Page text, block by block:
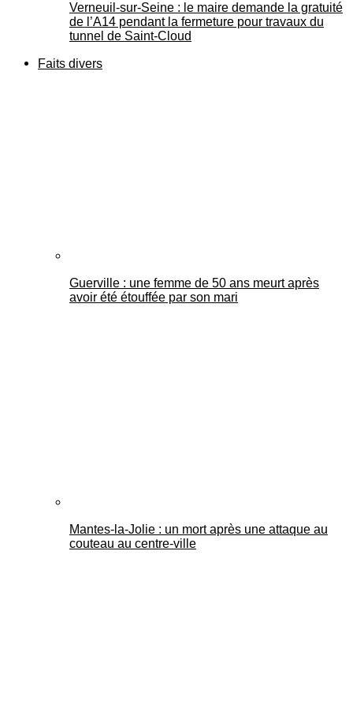
Verneuil-sur-Seine : le maire demande la gratuité
de l’A14 pendant la fermeture pour travaux du
tunnel de Saint-Cloud
Faits divers
Guerville : une femme de 50 ans meurt après
avoir été étouffée par son mari
Mantes-la-Jolie : un mort après une attaque au
couteau au centre-ville